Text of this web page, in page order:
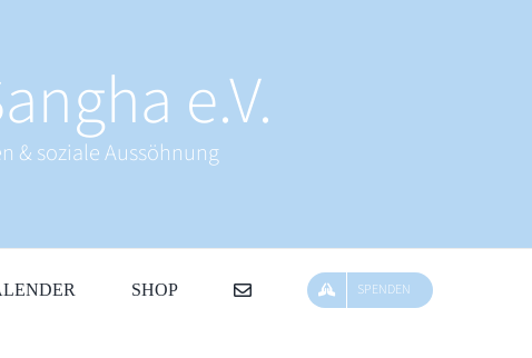
e.V.
& soziale Aussöhnung
SHOP SPENDEN